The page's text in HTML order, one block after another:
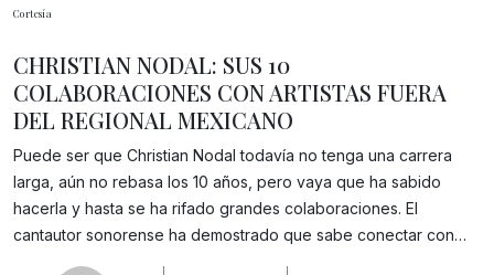
Cortesía
Gracias!
CHRISTIAN NODAL: SUS 10
COLABORACIONES CON ARTISTAS FUERA
DEL REGIONAL MEXICANO
Puede ser que Christian Nodal todavía no tenga una carrera
larga, aún no rebasa los 10 años, pero vaya que ha sabido
hacerla y hasta se ha rifado grandes colaboraciones. El
cantautor sonorense ha demostrado que sabe conectar con…